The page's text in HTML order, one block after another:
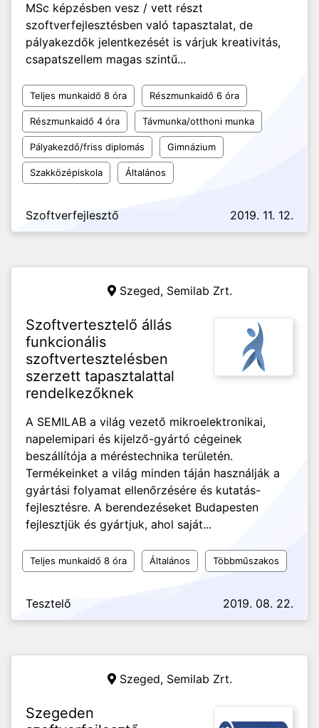
MSc képzésben vesz / vett részt
szoftverfejlesztésben való tapasztalat, de
pályakezdők jelentkezését is várjuk kreativitás,
csapatszellem magas szintű...
Teljes munkaidő 8 óra Részmunkaidő 6 óra
Részmunkaidő 4 óra Távmunka/otthoni munka
Pályakezdő/friss diplomás Gimnázium
Szakközépiskola Általános
Szoftverfejlesztő 2019. 11. 12.
Szeged, Semilab Zrt.
Szoftvertesztelő állás
funkcionális
szoftvertesztelésben
szerzett tapasztalattal
rendelkezőknek
A SEMILAB a világ vezető mikroelektronikai,
napelemipari és kijelző-gyártó cégeinek
beszállítója a méréstechnika területén.
Termékeinket a világ minden táján használják a
gyártási folyamat ellenőrzésére és kutatás-
fejlesztésre. A berendezéseket Budapesten
fejlesztjük és gyártjuk, ahol saját...
Teljes munkaidő 8 óra Általános Többműszakos
Tesztelő 2019. 08. 22.
Szeged, Semilab Zrt.
Szegeden